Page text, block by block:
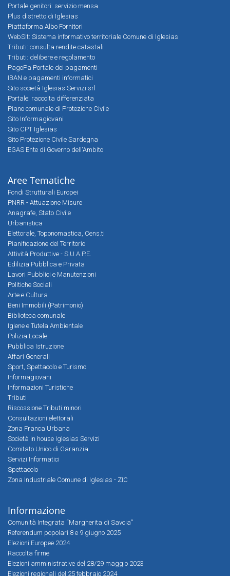
Portale genitori: servizio mensa
Plus distretto di Iglesias
Piattaforma Albo Fornitori
WebSit: Sistema informativo territoriale Comune di Iglesias
Tributi: consulta rendite catastali
Tributi: delibere e regolamento
PagoPa Portale dei pagamenti
IBAN e pagamenti informatici
Sito società Iglesias Servizi srl
Portale: raccolta differenziata
Piano comunale di Protezione Civile
Sito Informagiovani
Sito CPT Iglesias
Sito Protezione Civile Sardegna
EGAS Ente di Governo dell'Ambito
Aree Tematiche
Fondi Strutturali Europei
PNRR - Attuazione Misure
Anagrafe, Stato Civile
Urbanistica
Elettorale, Toponomastica, Cens.ti
Pianificazione del Territorio
Attività Produttive - S.U.A.P.E.
Edilizia Pubblica e Privata
Lavori Pubblici e Manutenzioni
Politiche Sociali
Arte e Cultura
Beni Immobili (Patrimonio)
Biblioteca comunale
Igiene e Tutela Ambientale
Polizia Locale
Pubblica Istruzione
Affari Generali
Sport, Spettacolo e Turismo
Informagiovani
Informazioni Turistiche
Tributi
Riscossione Tributi minori
Consultazioni elettorali
Zona Franca Urbana
Società in house Iglesias Servizi
Comitato Unico di Garanzia
Servizi Informatici
Spettacolo
Zona Industriale Comune di Iglesias - ZIC
Informazione
Comunità Integrata “Margherita di Savoia”
Referendum popolari 8 e 9 giugno 2025
Elezioni Europee 2024
Raccolta firme
Elezioni amministrative del 28/29 maggio 2023
Elezioni regionali del 25 febbraio 2024